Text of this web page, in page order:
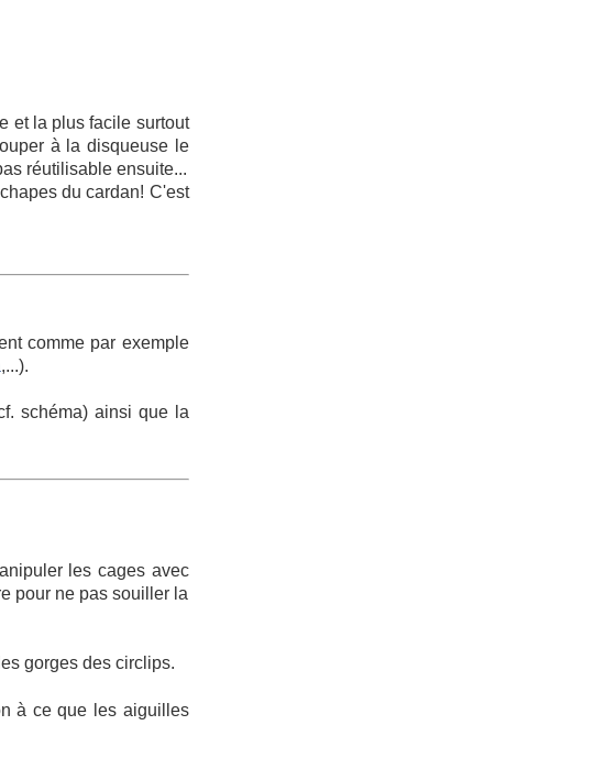
et la plus facile surtout
à la disqueuse le
réutilisable ensuite...
du cardan! C'est
comme par exemple
,...).
schéma) ainsi que la
les cages avec
pour ne pas souiller la
gorges des circlips.
à ce que les aiguilles